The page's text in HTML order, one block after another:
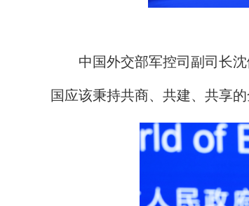
中国外交部军控司副司长沈
国应该秉持共商、共建、共享